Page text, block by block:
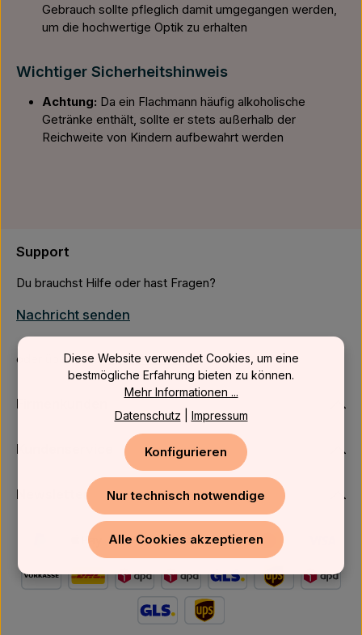
Gebrauch sollte pfleglich damit umgegangen werden,
um die hochwertige Optik zu erhalten
Wichtiger Sicherheitshinweis
Achtung: Da ein Flachmann häufig alkoholische
Getränke enthält, sollte er stets außerhalb der
Reichweite von Kindern aufbewahrt werden
Support
Du brauchst Hilfe oder hast Fragen?
Nachricht senden
oder über unserKontaktformular.
Firmenkunden
Kundenservice
Newsletter
Diese Website verwendet Cookies, um eine
bestmögliche Erfahrung bieten zu können.
Mehr Informationen ...
Datenschutz
Impressum
Nur technisch notwendige
Konfigurieren
Alle Cookies akzeptieren